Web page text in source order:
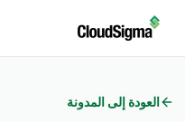
العودة إلى المدونة